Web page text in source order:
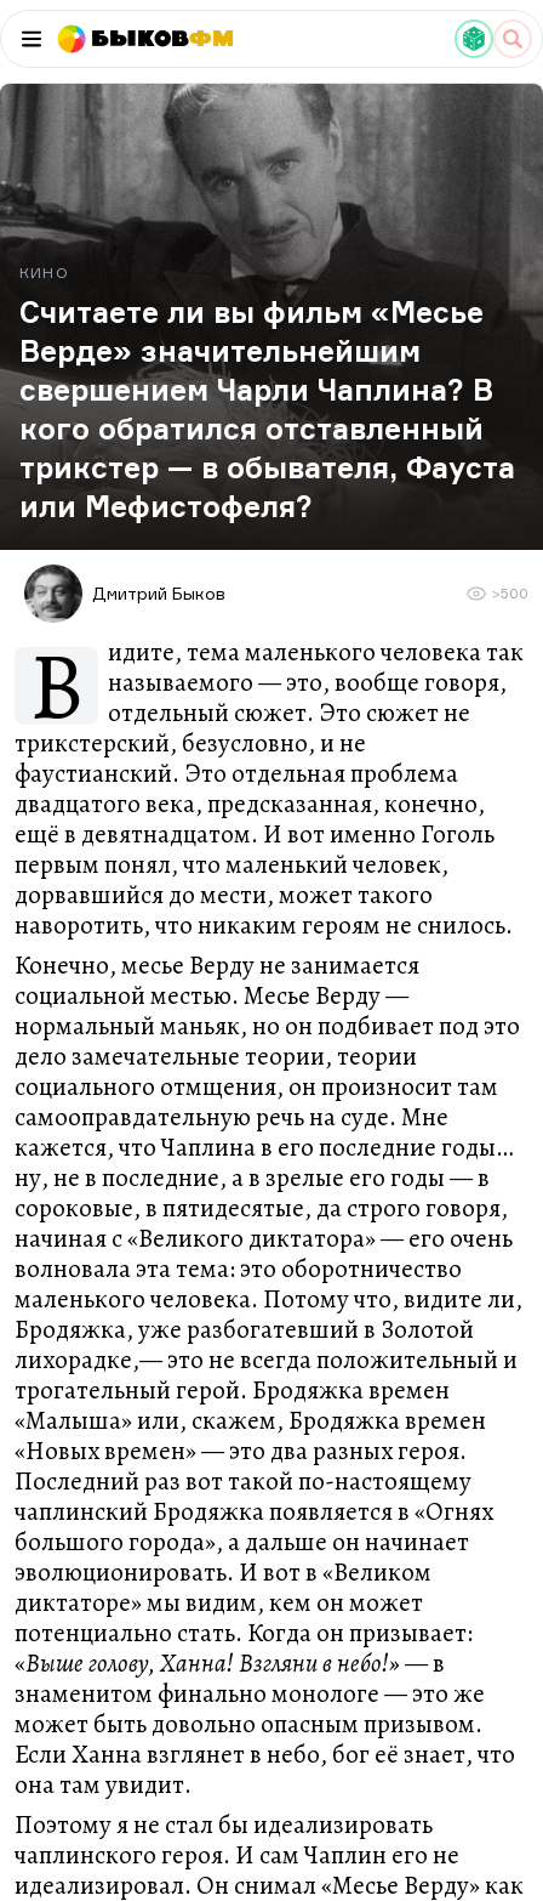
БыковФМ
КИНО
Считаете ли вы фильм «Месье
Верде» значительнейшим
свершением Чарли Чаплина? В
кого обратился отставленный
трикстер — в обывателя, Фауста
или Мефистофеля?
Дмитрий Быков >500
В
идите, тема маленького человека так
называемого — это, вообще говоря,
отдельный сюжет. Это сюжет не
трикстерский, безусловно, и не
фаустианский. Это отдельная проблема
двадцатого века, предсказанная, конечно,
ещё в девятнадцатом. И вот именно Гоголь
первым понял, что маленький человек,
дорвавшийся до мести, может такого
наворотить, что никаким героям не снилось.
Конечно, месье Верду не занимается
социальной местью. Месье Верду —
нормальный маньяк, но он подбивает под это
дело замечательные теории, теории
социального отмщения, он произносит там
самооправдательную речь на суде. Мне
кажется, что Чаплина в его последние годы…
ну, не в последние, а в зрелые его годы — в
сороковые, в пятидесятые, да строго говоря,
начиная с «Великого диктатора» — его очень
волновала эта тема: это оборотничество
маленького человека. Потому что, видите ли,
Бродяжка, уже разбогатевший в Золотой
лихорадке,— это не всегда положительный и
трогательный герой. Бродяжка времен
«Малыша» или, скажем, Бродяжка времен
«Новых времен» — это два разных героя.
Последний раз вот такой по-настоящему
чаплинский Бродяжка появляется в «Огнях
большого города», а дальше он начинает
эволюционировать. И вот в «Великом
диктаторе» мы видим, кем он может
потенциально стать. Когда он призывает:
«Выше голову, Ханна! Взгляни в небо!»— в
знаменитом финально монологе — это же
может быть довольно опасным призывом.
Если Ханна взглянет в небо, бог её знает, что
она там увидит.
Поэтому я не стал бы идеализировать
чаплинского героя. И сам Чаплин его не
идеализировал. Он снимал «Месье Верду» как